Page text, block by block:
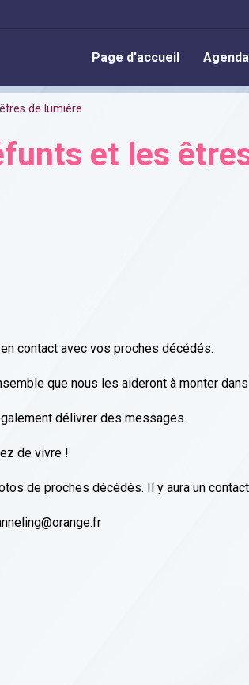
Page d'accueil Agenda
de lumière
et les
contact avec vos proches décédés.
que nous les aideront à monter
délivrer des messages.
de vivre !
de proches décédés. Il y aura un